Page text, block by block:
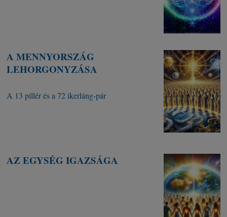
A MENNYORSZÁG
LEHORGONYZÁSA
A 13 pillér és a 72 ikerláng-pár
AZ EGYSÉG IGAZSÁGA